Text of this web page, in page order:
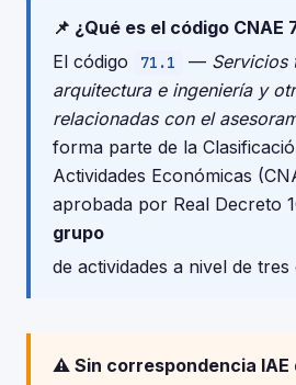
📌 ¿Qué es el código CNAE
El código
71.1 — Servicios
arquitectura e ingeniería y
relacionadas con el
forma parte de la
Actividades Económicas
aprobada por Real Decreto
grupo
de actividades a nivel de tres
⚠️ Sin correspondencia IAE